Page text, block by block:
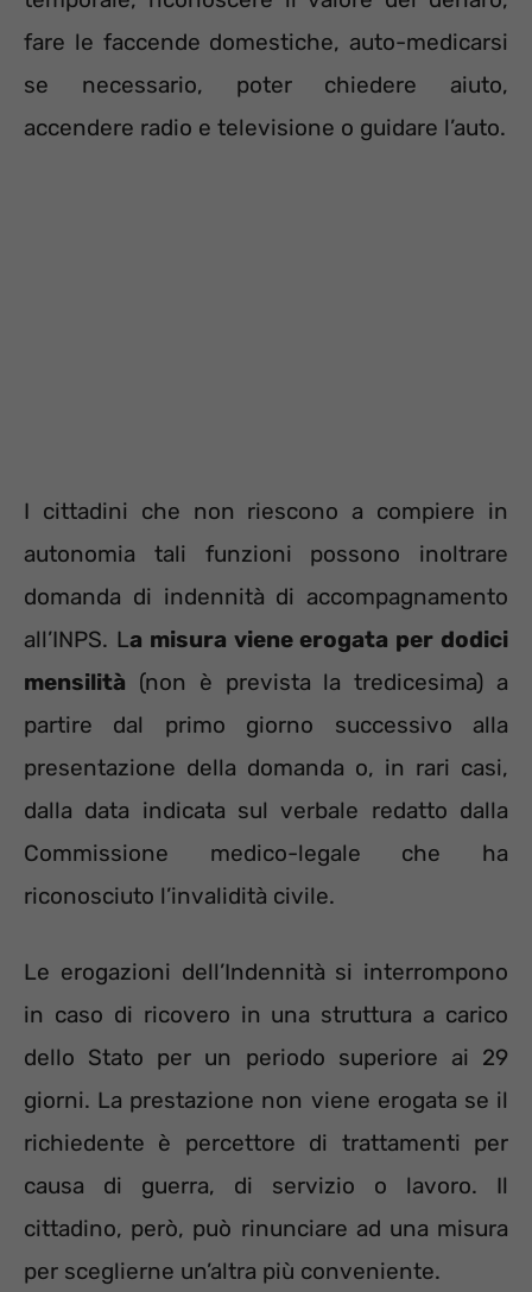
fare le faccende domestiche, auto-medicarsi
se necessario, poter chiedere aiuto,
accendere radio e televisione o guidare l’auto.
I cittadini che non riescono a compiere in
autonomia tali funzioni possono inoltrare
domanda di indennità di accompagnamento
all’INPS. La misura viene erogata per dodici
mensilità (non è prevista la tredicesima) a
partire dal primo giorno successivo alla
presentazione della domanda o, in rari casi,
dalla data indicata sul verbale redatto dalla
Commissione medico-legale che ha
riconosciuto l’invalidità civile.
Le erogazioni dell’Indennità si interrompono
in caso di ricovero in una struttura a carico
dello Stato per un periodo superiore ai 29
giorni. La prestazione non viene erogata se il
richiedente è percettore di trattamenti per
causa di guerra, di servizio o lavoro. Il
cittadino, però, può rinunciare ad una misura
per sceglierne un’altra più conveniente.